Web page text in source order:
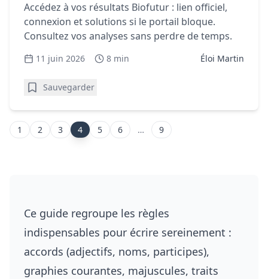
Accédez à vos résultats Biofutur : lien officiel,
connexion et solutions si le portail bloque.
Consultez vos analyses sans perdre de temps.
11 juin 2026 8 min Éloi Martin
Sauvegarder
1 2 3 4 5 6 … 9
Ce guide regroupe les règles
indispensables pour écrire sereinement :
accords (adjectifs, noms, participes),
graphies courantes, majuscules, traits